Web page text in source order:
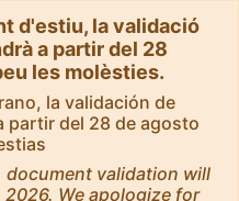
d'estiu, la validació
a partir del 28
les molèsties.
la validación de
partir del 28 de agosto
document validation will
We apologize for